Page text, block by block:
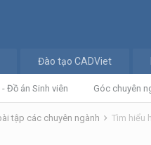
Đồ án Sinh viên Góc chuyên
Đào tạo CADViet
tập các chuyên ngành Tìm hiểu